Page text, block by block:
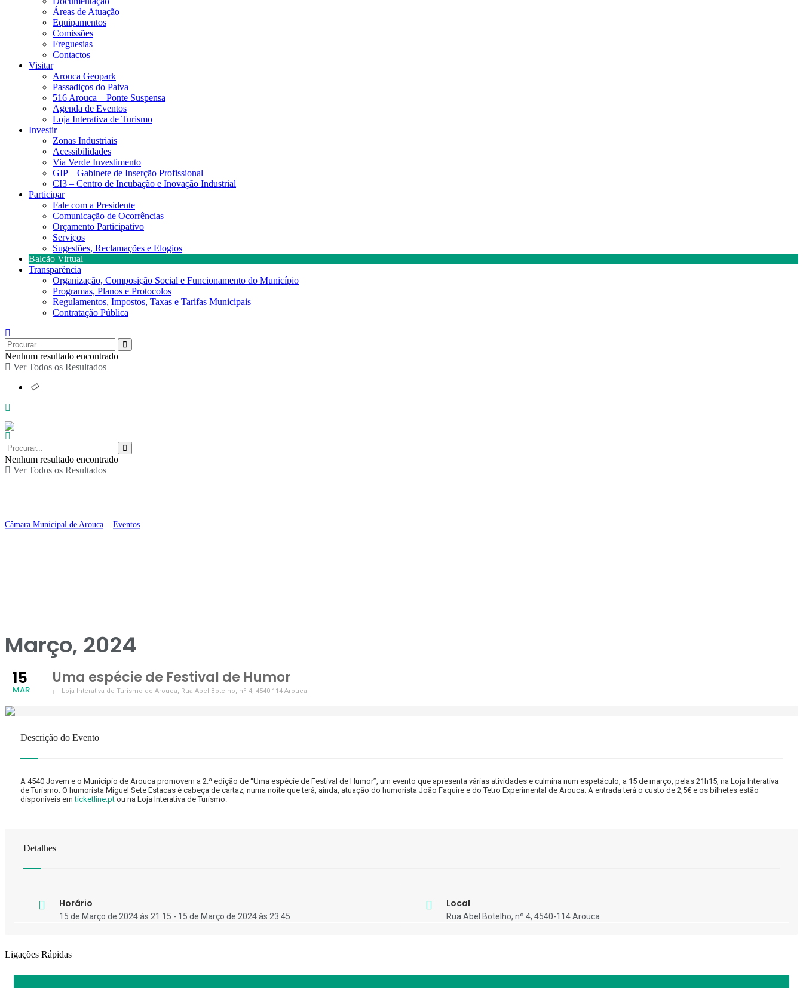
Áreas de Atuação
Equipamentos
Comissões
Freguesias
Contactos
Visitar
Arouca Geopark
Passadiços do Paiva
516 Arouca – Ponte Suspensa
Agenda de Eventos
Loja Interativa de Turismo
Investir
Zonas Industriais
Acessibilidades
Via Verde Investimento
GIP – Gabinete de Inserção Profissional
CI3 – Centro de Incubação e Inovação Industrial
Participar
Fale com a Presidente
Comunicação de Ocorrências
Orçamento Participativo
Serviços
Sugestões, Reclamações e Elogios
Balcão Virtual
Transparência
Organização, Composição Social e Funcionamento do Município
Programas, Planos e Protocolos
Regulamentos, Impostos, Taxas e Tarifas Municipais
Contratação Pública
Nenhum resultado encontrado
Ver Todos os Resultados
Nenhum resultado encontrado
Ver Todos os Resultados
Câmara Municipal de Arouca Eventos
Março, 2024
15
MAR
Uma espécie de Festival de Humor
Loja Interativa de Turismo de Arouca, Rua Abel Botelho, nº 4, 4540-114 Arouca
Descrição do Evento
A 4540 Jovem e o Município de Arouca promovem a 2.ª edição de “Uma espécie de Festival de Humor”, um evento que apresenta várias atividades e culmina num espetáculo, a 15 de março, pelas 21h15, na Loja Interativa
de Turismo. O humorista Miguel Sete Estacas é cabeça de cartaz, numa noite que terá, ainda, atuação do humorista João Faquire e do Tetro Experimental de Arouca. A entrada terá o custo de 2,5€ e os bilhetes estão
disponíveis emticketline.pt ou na Loja Interativa de Turismo.
Detalhes
Horário
15 de Março de 2024 às 21:15 - 15 de Março de 2024 às 23:45
Local
Rua Abel Botelho, nº 4, 4540-114 Arouca
Ligações Rápidas